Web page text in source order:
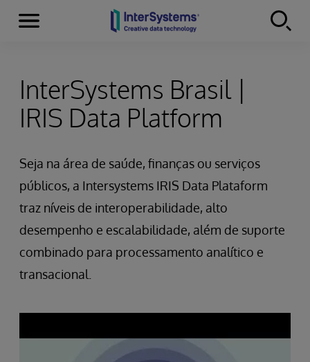
Skip to content
Menu
InterSystems Brasil |
IRIS Data Platform
Seja na área de saúde, finanças ou serviços
públicos, a Intersystems IRIS Data Plataform
traz níveis de interoperabilidade, alto
desempenho e escalabilidade, além de suporte
combinado para processamento analítico e
transacional.